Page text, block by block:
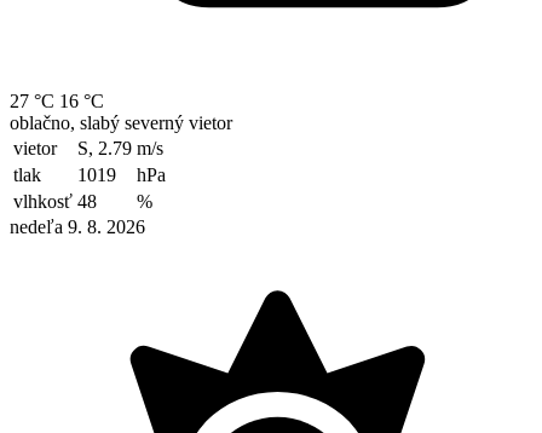
27 °C 16 °C
oblačno, slabý severný vietor
vietor
S, 2.79 m/s
tlak
1019
hPa
vlhkosť 48
%
nedeľa 9. 8. 2026